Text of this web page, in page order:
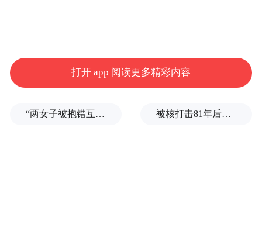
中的第三方应用商店，并允许（第三方）耳
机和智能笔使用 iPadOS 功能。若违反
的罚款。
打开 app 阅读更多精彩内容
“两女子被抱错互换人生37年”一当事人沉默多日发声：我不是受益者 被核打击81年后，日本广岛废墟旁响起抗议声：拒绝拥核